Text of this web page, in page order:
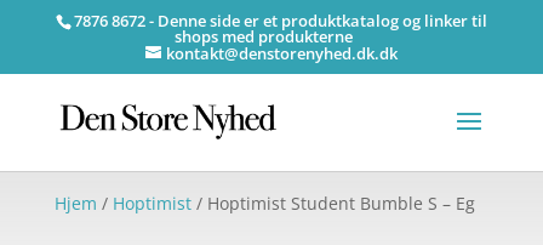
7876 8672 - Denne side er et produktkatalog og linker til
shops med produkterne
kontakt@denstorenyhed.dk.dk
Hjem / Hoptimist/ Hoptimist Student Bumble S – Eg